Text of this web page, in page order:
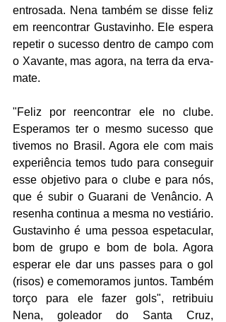
entrosada. Nena também se disse feliz
em reencontrar Gustavinho. Ele espera
repetir o sucesso dentro de campo com
o Xavante, mas agora, na terra da erva-
mate.
"Feliz por reencontrar ele no clube.
Esperamos ter o mesmo sucesso que
tivemos no Brasil. Agora ele com mais
experiência temos tudo para conseguir
esse objetivo para o clube e para nós,
que é subir o Guarani de Venâncio. A
resenha continua a mesma no vestiário.
Gustavinho é uma pessoa espetacular,
bom de grupo e bom de bola. Agora
esperar ele dar uns passes para o gol
(risos) e comemoramos juntos. Também
torço para ele fazer gols", retribuiu
Nena, goleador do Santa Cruz,